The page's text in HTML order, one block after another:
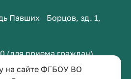
на сайте ФГБОУ ВО
Павших Борцов, зд. 1,
(для приема граждан)